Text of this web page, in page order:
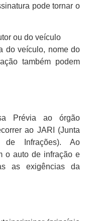
pode tornar o
ou do veículo
do veículo, nome do
também podem
Prévia ao órgão
ao JARI (Junta
de Infrações). Ao
o auto de infração e
as exigências da